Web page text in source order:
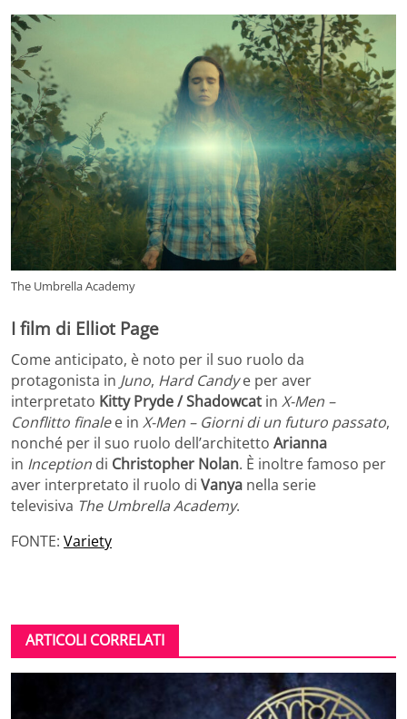
The Umbrella Academy
I film di Elliot Page
Come anticipato, è noto per il suo ruolo da
protagonista in Juno, Hard Candye per aver
interpretato KittyPryde / Shadowcat in X-Men –
Conflitto finalee in X-Men – Giorni di un futuro passato,
nonché per il suo ruolo dell’architetto Arianna
in Inception di Christopher Nolan. È inoltre famoso per
aver interpretato il ruolo di Vanya nella serie
televisiva The UmbrellaAcademy.
FONTE: Variety
ARTICOLI CORRELATI